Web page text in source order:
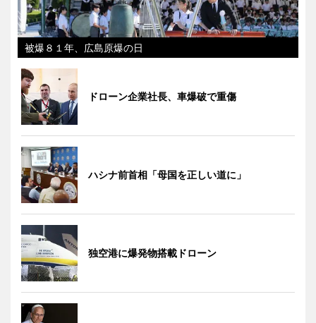
被爆８１年、広島原爆の日
ドローン企業社長、車爆破で重傷
ハシナ前首相「母国を正しい道に」
独空港に爆発物搭載ドローン